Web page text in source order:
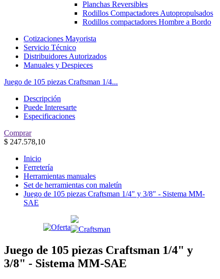
Planchas Reversibles
Rodillos Compactadores Autopropulsados
Rodillos compactadores Hombre a Bordo
Cotizaciones Mayorista
Servicio Técnico
Distribuidores Autorizados
Manuales y Despieces
Juego de 105 piezas Craftsman 1/4...
Descripción
Puede Interesarte
Especificaciones
Comprar
$ 247.578,10
Inicio
Ferretería
Herramientas manuales
Set de herramientas con maletín
Juego de 105 piezas Craftsman 1/4" y 3/8" - Sistema MM-
SAE
Juego de 105 piezas Craftsman 1/4" y
3/8" - Sistema MM-SAE